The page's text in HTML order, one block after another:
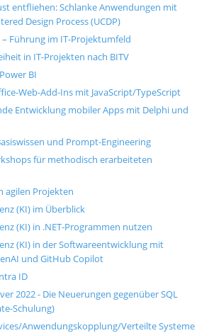
entfliehen: Schlanke Anwendungen mit
Design Process (UCDP)
Führung im IT-Projektumfeld
in IT-Projekten nach BITV
BI
Web-Add-Ins mit JavaScript/TypeScript
Entwicklung mobiler Apps mit Delphi und
und Prompt-Engineering
für methodisch erarbeiteten
agilen Projekten
(KI) im Überblick
(KI) in .NET-Programmen nutzen
(KI) in der Softwareentwicklung mit
und GitHub Copilot
ID
2022 - Die Neuerungen gegenüber SQL
Schulung)
Anwendungskopplung/Verteilte Systeme